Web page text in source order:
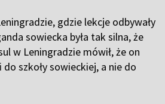
gdzie lekcje odbywały
sowiecka była tak silna, że
w Leningradzie mówił, że on
do szkoły sowieckiej, a nie do